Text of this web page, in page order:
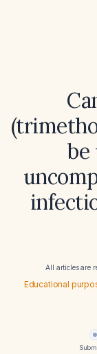
be
All articles are
Educational